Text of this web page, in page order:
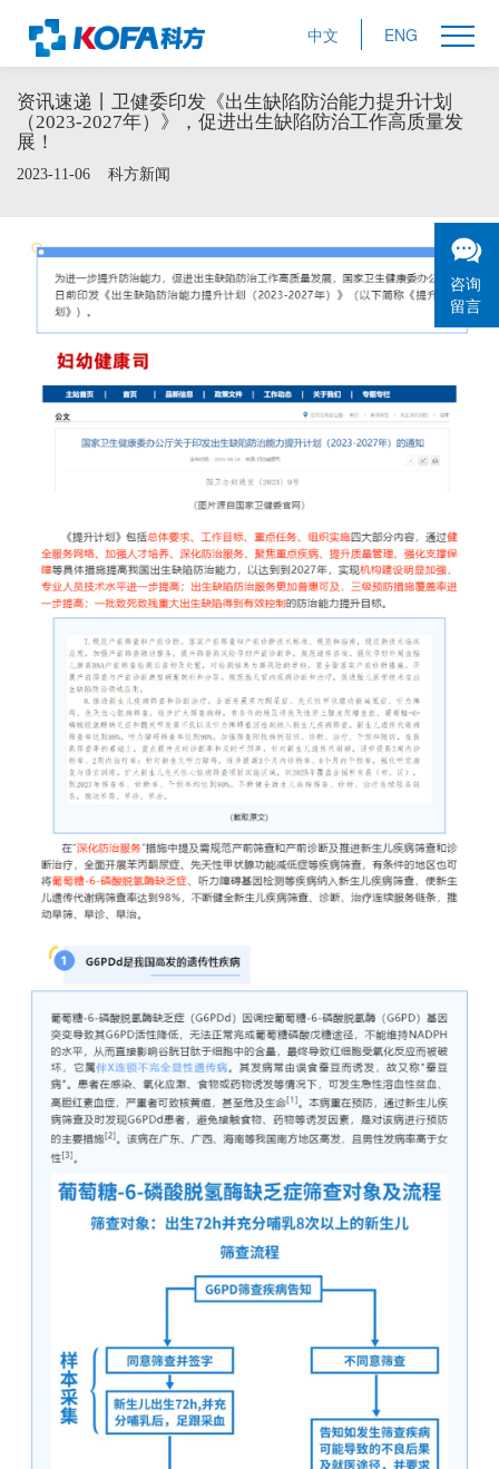
中文 ENG
资讯速递丨卫健委印发《出生缺陷防治能力提升计划
（2023-2027年）》，促进出生缺陷防治工作高质量发
展！
2023-11-06 科方新闻
咨询
留言